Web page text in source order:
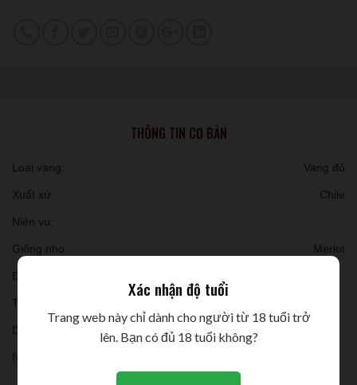
THÔNG TIN CƠ BẢN
Loại vang: Vang đỏ
Xuất xứ: Chile
Niên vụ:
Giống nho: Merlot
Đóng chai:
Thời gian ủ:
Dung tích:
Nồng độ:
Xác nhận độ tuổi
Trang web này chỉ dành cho người từ 18 tuổi trở
lên. Bạn có đủ 18 tuổi không?